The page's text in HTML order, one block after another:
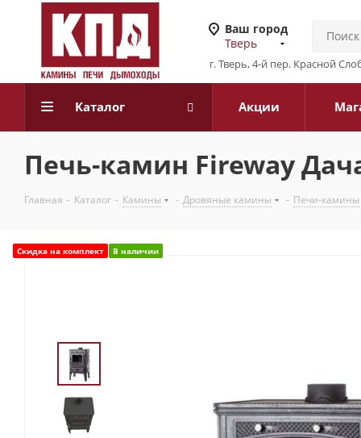
Ваш город
Тверь
г. Тверь, 4-й пер. Красной
Каталог Акции
Печь-камин Fireway
Главная - Каталог - Камины - Дровяные камины - Печи-камины
Скидка на комплект В наличии